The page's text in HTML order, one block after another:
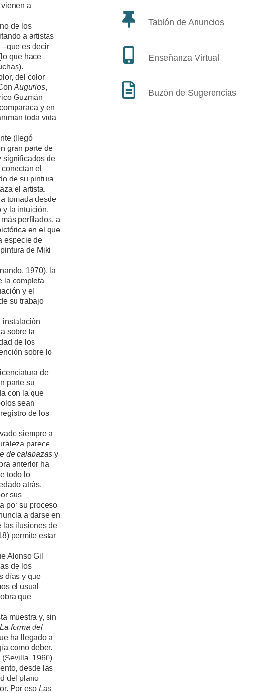
a
de los
a artistas
–que es decir
que hace
del color
Augurios,
Guzmán
y en
toda vida
(llegó
gran parte de
significados de
el
de su pintura
el artista.
tomada desde
y la intuición,
perfilados, a
en el que
especie de
de Miki
1970), la
la completa
y el
su trabajo
instalación
sobre la
de los
sobre lo
de
parte su
con la que
sean
de los
siempre a
parece
de calabazas y
anterior ha
todo lo
atrás.
sus
por su proceso
a darse en
las ilusiones de
permite estar
Alonso Gil
de los
días y que
el usual
que
muestra y, sin
La forma del
ha llegado a
como deber.
1960)
desde las
del plano
Por eso Las
Tablón de Anuncios
Enseñanza Virtual
Buzón de Sugerencias